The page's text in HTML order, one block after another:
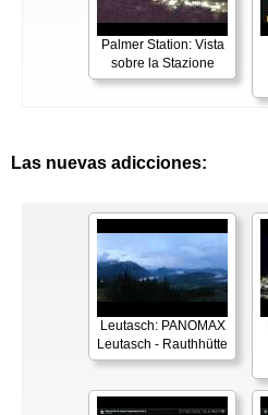
Palmer Station: Vista
sobre la Stazione
Las nuevas adicciones:
Leutasch: PANOMAX
Leutasch - Rauthhütte